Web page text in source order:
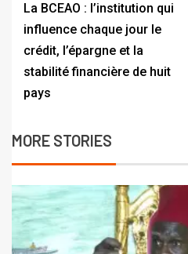
La BCEAO : l’institution qui
influence chaque jour le
crédit, l’épargne et la
stabilité financière de huit
pays
MORE STORIES